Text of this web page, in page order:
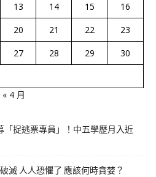
13 14 15
16
20 21 22
23
27 28 29
30
« 4 月
「捉逃票專員」！中五學歷月入近
滅 人人恐懼了 應該何時貪婪？